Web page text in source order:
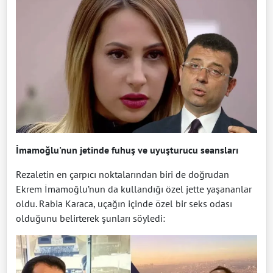
İmamoğlu'nun jetinde fuhuş ve uyuşturucu seansları
Rezaletin en çarpıcı noktalarından biri de doğrudan
Ekrem İmamoğlu’nun da kullandığı özel jette yaşananlar
oldu. Rabia Karaca, uçağın içinde özel bir seks odası
olduğunu belirterek şunları söyledi: